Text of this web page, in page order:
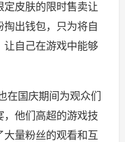
定皮肤的限时售卖让
出钱包，只为将自
让自己在游戏中能够
在国庆期间为观众们
他们高超的游戏技
量粉丝的观看和互